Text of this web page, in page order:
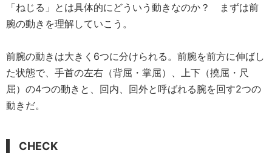
「ねじる」とは具体的にどういう動きなのか？ まずは前
腕の動きを理解していこう。
前腕の動きは大きく6つに分けられる。前腕を前方に伸ばし
た状態で、手首の左右（背屈・掌屈）、上下（撓屈・尺
屈）の4つの動きと、回内、回外と呼ばれる腕を回す2つの
動きだ。
CHECK